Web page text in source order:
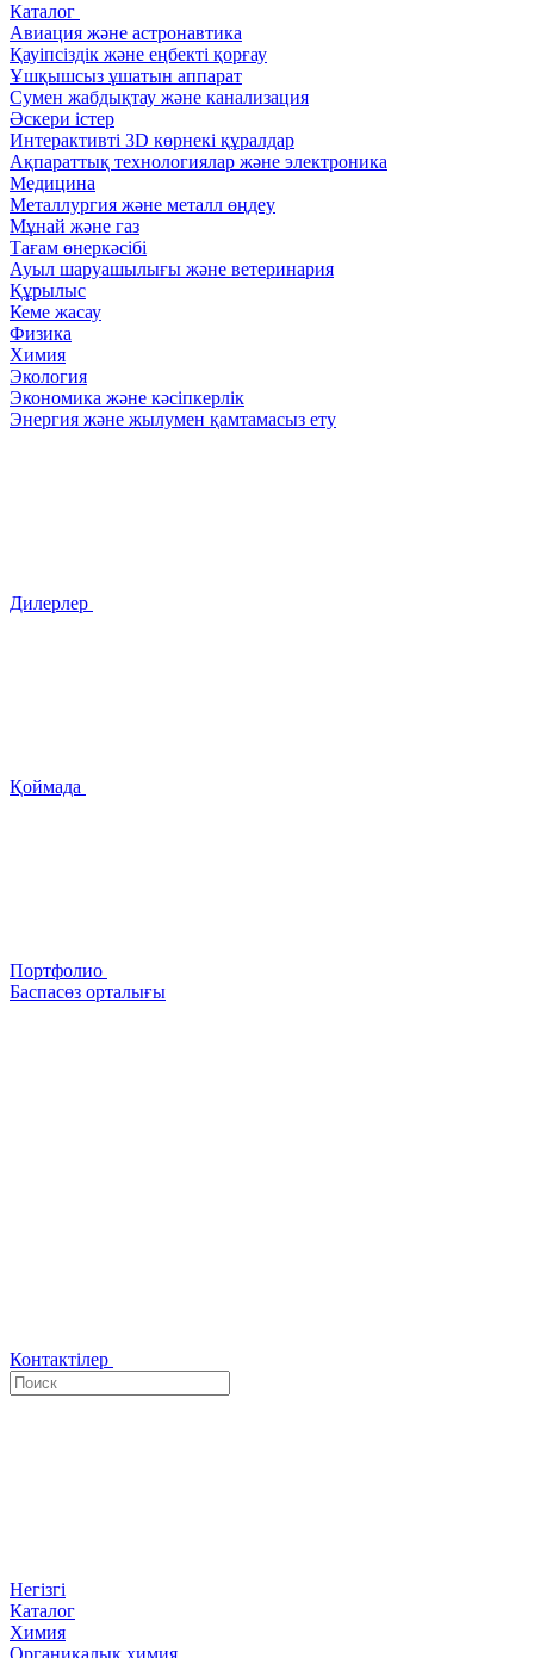
Каталог
Авиация және астронавтика
Қауіпсіздік және еңбекті қорғау
Ұшқышсыз ұшатын аппарат
Сумен жабдықтау және канализация
Әскери істер
Интерактивті 3D көрнекі құралдар
Ақпараттық технологиялар және электроника
Медицина
Металлургия және металл өңдеу
Мұнай және газ
Тағам өнеркәсібі
Ауыл шаруашылығы және ветеринария
Құрылыс
Кеме жасау
Физика
Химия
Экология
Экономика және кәсіпкерлік
Энергия және жылумен қамтамасыз ету
Дилерлер
Қоймада
Портфолио
Баспасөз орталығы
Контактілер
Негізгі
Каталог
Химия
Органикалық химия